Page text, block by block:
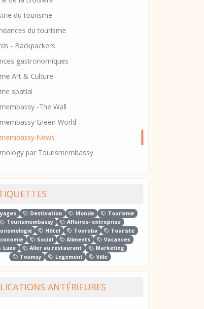
du tourisme
du tourisme
- Backpackers
gastronomiques
Art & Culture
spatial
-The Wall
Green World
News
par Tourismembassy
Destination Monde
Tourisme
Tourismembassy
Affaires- entreprise
Hôtel Touroba
Touriste
Social Aliments
Vacances
Luxe
Aller au restaurant
Marketing
Toumsy
Logement Ville
ANTÉRIEURES